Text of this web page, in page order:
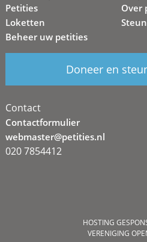
Petities
Loketten
Beheer uw petities
Over
Doneer en
Contact
Contactformulier
webmaster@petities.nl
020 7854412
HOSTING
VERENIGING